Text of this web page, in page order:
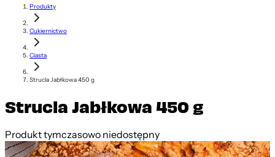
Produkty
Cukiernictwo
Ciasta
Strucla Jabłkowa 450 g
Strucla Jabłkowa 450 g
Produkt tymczasowo niedostępny